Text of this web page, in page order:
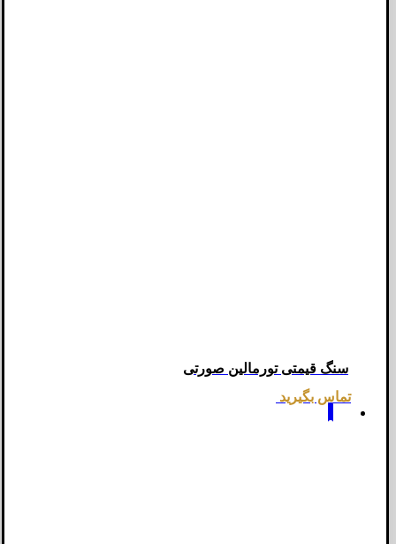
سنگ قیمتی تورمالین صورتی
تماس بگیرید